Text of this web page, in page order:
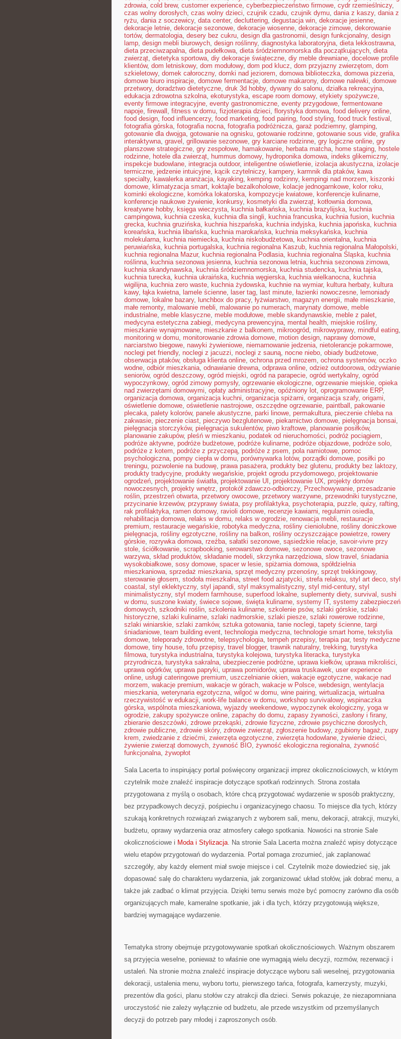
zdrowia, cold brew, customer experience, cyberbezpieczeństwo firmowe, cydr rzemieślniczy,
czas wolny dorosłych, czas wolny dzieci, czujnik czadu, czujnik dymu, dania z kaszy, dania z
ryżu, dania z soczewicy, data center, decluttering, degustacja win, dekoracje jesienne,
dekoracje letnie, dekoracje sezonowe, dekoracje wiosenne, dekoracje zimowe, dekorowanie
tortów, dermatologia, desery bez cukru, design dla gastronomii, design funkcjonalny, design
lamp, design mebli biurowych, design roślinny, diagnostyka laboratoryjna, dieta lekkostrawna,
dieta przeciwzapalna, dieta pudełkowa, dieta śródziemnomorska dla początkujących, dieta
zwierząt, dietetyka sportowa, diy dekoracje świąteczne, diy meble drewniane, docelowe profile
klientów, dom letniskowy, dom modułowy, dom pod klucz, dom przyjazny zwierzętom, dom
szkieletowy, domek całoroczny, domki nad jeziorem, domowa biblioteczka, domowa pizzeria,
domowe biuro inspiracje, domowe fermentacje, domowe makarony, domowe nalewki, domowe
przetwory, doradztwo dietetyczne, druk 3d hobby, dywany do salonu, działka rekreacyjna,
edukacja zdrowotna szkolna, ekoturystyka, escape room domowy, etykiety spożywcze,
eventy firmowe integracyjne, eventy gastronomiczne, eventy przygodowe, fermentowane
napoje, firewall , fitness w domu, fizjoterapia dzieci, florystyka domowa, food delivery online,
food design, food influencerzy, food marketing, food pairing, food styling, food truck festival ,
fotografia górska, fotografia nocna, fotografia podróżnicza, garaż podziemny, glamping,
gotowanie dla dwojga, gotowanie na ognisku, gotowanie rodzinne, gotowanie sous vide, grafika
interaktywna, gravel , grillowanie sezonowe, gry karciane rodzinne, gry logiczne online, gry
planszowe strategiczne, gry zespołowe, hamakowanie, herbata matcha, home staging, hostele
rodzinne, hotele dla zwierząt, hummus domowy, hydroponika domowa, indeks glikemiczny,
inspekcje budowlane, integracja outdoor, inteligentne oświetlenie, izolacja akustyczna, izolacje
termiczne, jedzenie intuicyjne, kącik czytelniczy, kampery, karmnik dla ptaków, kawa
specialty, kawalerka aranżacja, kayaking, kemping rodzinny, kempingi nad morzem, kiszonki
domowe, klimatyzacja smart, koktajle bezalkoholowe, kolacje jednogarnkowe, kolor roku,
kominki ekologiczne, komórka lokatorska, kompozycje kwiatowe, konferencje kulinarne,
konferencje naukowe żywienie, konkursy, kosmetyki dla zwierząt, kotłownia domowa,
kreatywne hobby, księga wieczysta, kuchnia bałkańska, kuchnia brazylijska, kuchnia
campingowa, kuchnia czeska, kuchnia dla singli, kuchnia francuska, kuchnia fusion, kuchnia
grecka, kuchnia gruzińska, kuchnia hiszpańska, kuchnia indyjska, kuchnia japońska, kuchnia
koreańska, kuchnia libańska, kuchnia marokańska, kuchnia meksykańska, kuchnia
molekularna, kuchnia niemiecka, kuchnia niskobudżetowa, kuchnia orientalna, kuchnia
peruwiańska, kuchnia portugalska, kuchnia regionalna Kaszub, kuchnia regionalna Małopolski,
kuchnia regionalna Mazur, kuchnia regionalna Podlasia, kuchnia regionalna Śląska, kuchnia
roślinna, kuchnia sezonowa jesienna, kuchnia sezonowa letnia, kuchnia sezonowa zimowa,
kuchnia skandynawska, kuchnia śródziemnomorska, kuchnia studencka, kuchnia tajska,
kuchnia turecka, kuchnia ukraińska, kuchnia węgierska, kuchnia wielkanocna, kuchnia
wigilijna, kuchnia zero waste, kuchnia żydowska, kuchnie na wymiar, kultura herbaty, kultura
kawy, łąka kwietna, lamele ścienne, laser tag, last minute, łazienki nowoczesne, lemoniady
domowe, lokalne bazary, lunchbox do pracy, łyżwiarstwo, magazyn energii, małe mieszkanie,
małe remonty, malowanie mebli, malowanie po numerach, marynaty domowe, meble
industrialne, meble klasyczne, meble modułowe, meble skandynawskie, meble z palet,
medycyna estetyczna zabiegi, medycyna prewencyjna, mental health, miejskie rośliny,
mieszkanie wynajmowane, mieszkanie z balkonem, mikroogród, mikrowyprawy, mindful eating,
monitoring w domu, monitorowanie zdrowia domowe, motion design, naprawy domowe,
narciarstwo biegowe, nawyki żywieniowe, niemarnowanie jedzenia, nietolerancje pokarmowe,
noclegi pet friendly, noclegi z jacuzzi, noclegi z sauną, nocne niebo, obiady budżetowe,
obserwacja ptaków, obsługa klienta online, ochrona przed mrozem, ochrona systemów, oczko
wodne, odbiór mieszkania, odnawianie drewna, odprawa online, odzież outdoorowa, odżywianie
seniorów, ogród deszczowy, ogród miejski, ogród na parapecie, ogród wertykalny, ogród
wypoczynkowy, ogród zimowy pomysły, ogrzewanie ekologiczne, ogrzewanie miejskie, opieka
nad zwierzętami domowymi, opłaty administracyjne, opóźniony lot, oprogramowanie ERP,
organizacja domowa, organizacja kuchni, organizacja spiżarni, organizacja szafy, origami,
oświetlenie domowe, oświetlenie nastrojowe, oszczędne ogrzewanie, paintball , pakowanie
plecaka, palety kolorów, panele akustyczne, parki linowe, permakultura, pieczenie chleba na
zakwasie, pieczenie ciast, pieczywo bezglutenowe, piekarnictwo domowe, pielęgnacja bonsai,
pielęgnacja storczyków, pielęgnacja sukulentów, piwo kraftowe, planowanie posiłków,
planowanie zakupów, pleśń w mieszkaniu, podatek od nieruchomości, podróż pociągiem,
podróże aktywne, podróże budżetowe, podróże kulinarne, podróże objazdowe, podróże solo,
podróże z kotem, podróże z przyczepą, podróże z psem, pola namiotowe, pomoc
psychologiczna, pompy ciepła w domu, porównywarka lotów, porządki domowe, posiłki po
treningu, pozwolenie na budowę, prawa pasażera, produkty bez glutenu, produkty bez laktozy,
produkty tradycyjne, produkty wegańskie, projekt ogrodu przydomowego, projektowanie
ogrodzeń, projektowanie światła, projektowanie UI , projektowanie UX, projekty domów
nowoczesnych, projekty wnętrz, protokół zdawczo-odbiorczy, Przechowywanie, przesadzanie
roślin, przestrzeń otwarta, przetwory owocowe, przetwory warzywne, przewodniki turystyczne,
przycinanie krzewów, przyprawy świata, psy profilaktyka, psychoterapia, puzzle, quizy, rafting,
rak profilaktyka, ramen domowy, ravioli domowe, recenzje kawiarni, regulamin osiedla,
rehabilitacja domowa, relaks w domu, relaks w ogrodzie, renowacja mebli, restauracje
premium, restauracje wegańskie, robotyka medyczna, rośliny cieniolubne, rośliny doniczkowe
pielęgnacja, rośliny egzotyczne, rośliny na balkon, rośliny oczyszczające powietrze, rowery
górskie, rozrywka domowa, rzeźba, sałatki sezonowe, sąsiedzkie relacje, savoir-vivre przy
stole, ściółkowanie, scrapbooking, serowarstwo domowe, sezonowe owoce, sezonowe
warzywa, skład produktów, składanie modeli, skrzynka narzędziowa, slow travel , śniadania
wysokobiałkowe, sosy domowe, spacer w lesie, spiżarnia domowa, spółdzielnia
mieszkaniowa, sprzedaż mieszkania, sprzęt medyczny przenośny, sprzęt trekkingowy,
sterowanie głosem, stodoła mieszkalna, street food azjatycki, strefa relaksu, styl art deco, styl
coastal , styl eklektyczny, styl japandi, styl maksymalistyczny, styl mid-century, styl
minimalistyczny, styl modern farmhouse, superfood lokalne, suplementy diety, survival , sushi
w domu, suszone kwiaty, świece sojowe, święta kulinarne, systemy IT, systemy zabezpieczeń
domowych, szkodniki roślin, szkolenia kulinarne, szkolenie psów, szlaki górskie, szlaki
historyczne, szlaki kulinarne, szlaki nadmorskie, szlaki piesze, szlaki rowerowe rodzinne,
szlaki winiarskie, szlaki zamków, sztuka gotowania, tanie noclegi, tapety ścienne, targi
śniadaniowe, team building event, technologia medyczna, technologie smart home, tekstylia
domowe, teleporady zdrowotne, telepsychologia, tempeh przepisy, terapia par, testy medyczne
domowe, tiny house, tofu przepisy, travel blogger, trawnik naturalny, trekking, turystyka
filmowa, turystyka industrialna, turystyka kolejowa, turystyka literacka, turystyka
przyrodnicza, turystyka sakralna, ubezpieczenie podróżne, uprawa kiełków, uprawa mikroliści,
uprawa ogórków, uprawa papryki, uprawa pomidorów, uprawa truskawek, user experience
online, usługi cateringowe premium, uszczelnianie okien, wakacje egzotyczne, wakacje nad
morzem, wakacje premium, wakacje w górach, wakacje w Polsce, webdesign, wentylacja
mieszkania, weterynaria egzotyczna, wilgoć w domu, wine pairing, wirtualizacja, wirtualna
rzeczywistość w edukacji, work-life balance w domu, workshop survivalowy, wspinaczka
górska, wspólnota mieszkaniowa, wyjazdy weekendowe, wypoczynek ekologiczny, yoga w
ogrodzie, zakupy spożywcze online, zapachy do domu, zapasy żywności, zasłony i firany,
zbieranie deszczówki, zdrowe przekąski, zdrowie fizyczne, zdrowie psychiczne dorosłych,
zdrowie publiczne, zdrowie skóry, zdrowie zwierząt, zgłoszenie budowy, zgubiony bagaż, zupy
krem, zwiedzanie z dziećmi, zwierzęta egzotyczne, zwierzęta hodowlane, żywienie dzieci,
żywienie zwierząt domowych, żywność BIO, żywność ekologiczna regionalna, żywność
funkcjonalna, żywopłot
Sala Lacerta to inspirujący portal poświęcony organizacji imprez okolicznościowych, w którym
czytelnik może znaleźć inspiracje dotyczące spotkań rodzinnych. Strona została
przygotowana z myślą o osobach, które chcą przygotować wydarzenie w sposób praktyczny,
bez przypadkowych decyzji, pośpiechu i organizacyjnego chaosu. To miejsce dla tych, którzy
szukają konkretnych rozwiązań związanych z wyborem sali, menu, dekoracji, atrakcji, muzyki,
budżetu, oprawy wydarzenia oraz atmosfery całego spotkania. Nowości na stronie Sale
okolicznościowe i Moda i Stylizacja. Na stronie Sala Lacerta można znaleźć wpisy dotyczące
wielu etapów przygotowań do wydarzenia. Portal pomaga zrozumieć, jak zaplanować
szczegóły, aby każdy element miał swoje miejsce i cel. Czytelnik może dowiedzieć się, jak
dopasować salę do charakteru wydarzenia, jak zorganizować układ stołów, jak dobrać menu, a
także jak zadbać o klimat przyjęcia. Dzięki temu serwis może być pomocny zarówno dla osób
organizujących małe, kameralne spotkanie, jak i dla tych, którzy przygotowują większe,
bardziej wymagające wydarzenie.
Tematyka strony obejmuje przygotowywanie spotkań okolicznościowych. Ważnym obszarem
są przyjęcia weselne, ponieważ to właśnie one wymagają wielu decyzji, rozmów, rezerwacji i
ustaleń. Na stronie można znaleźć inspiracje dotyczące wyboru sali weselnej, przygotowania
dekoracji, ustalenia menu, wyboru tortu, pierwszego tańca, fotografa, kamerzysty, muzyki,
prezentów dla gości, planu stołów czy atrakcji dla dzieci. Serwis pokazuje, że niezapomniana
uroczystość nie zależy wyłącznie od budżetu, ale przede wszystkim od przemyślanych
decyzji do potrzeb pary młodej i zaproszonych osób.